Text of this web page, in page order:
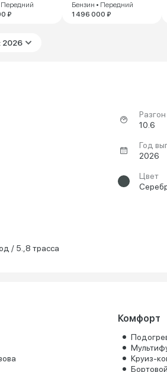
Передний
₽
Бензин • Передний
1 496 000 ₽
2026
/ 5.,8 трасса
10.6
Год
2026
Цвет
Комфорт
Круиз-